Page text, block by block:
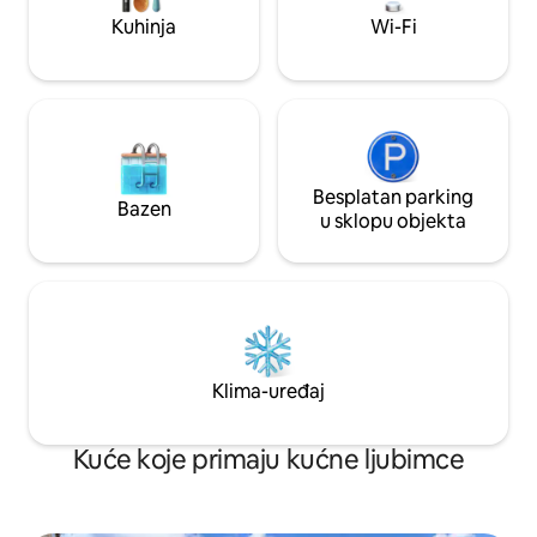
stilu u kojem se
razvlačenje za
boravak dodatnih
sredstvima.
Kuhinja Wi-Fi
Bazen
Besplatan parking
u sklopu objekta
Klima-uređaj
Kuće koje primaju kućne ljubimce